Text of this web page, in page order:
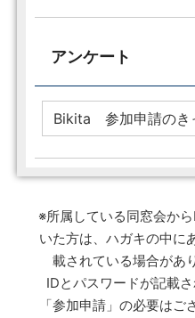
アンケート
※所属している同窓会か
いた方は、ハガキの中に
載されている場合があ
IDとパスワードが記載
「参加申請」の必要は